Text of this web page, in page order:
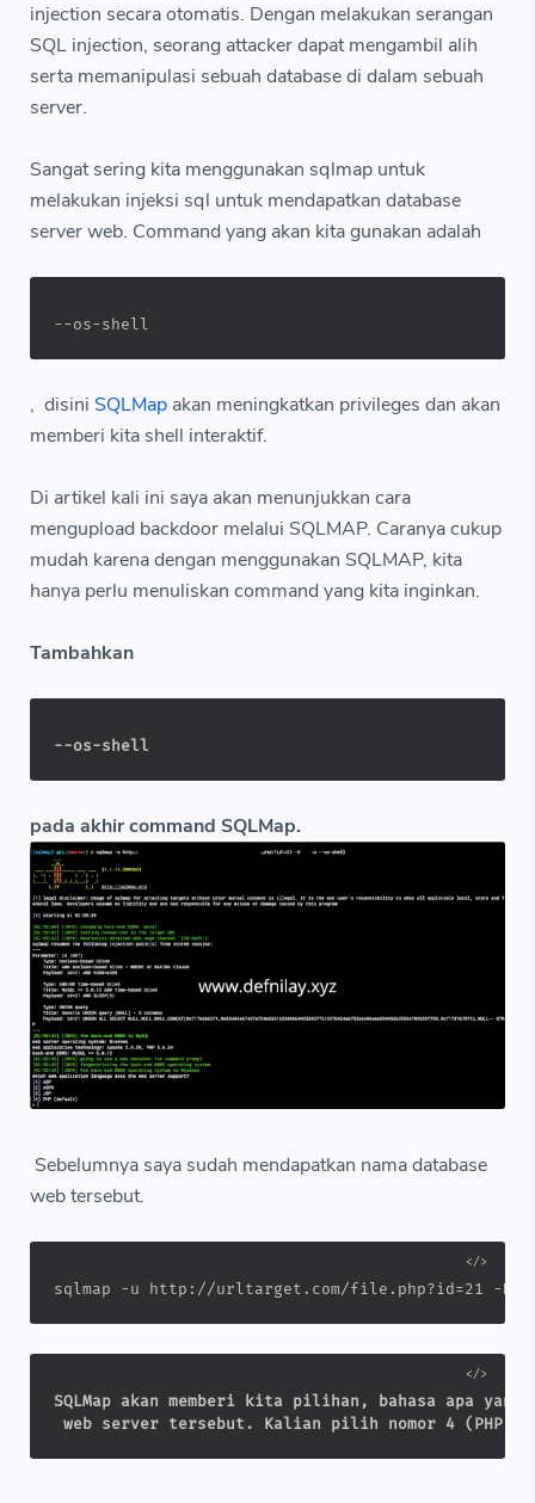
injection secara otomatis. Dengan melakukan serangan
SQL injection, seorang attacker dapat mengambil alih
serta memanipulasi sebuah database di dalam sebuah
server.
Sangat sering kita menggunakan sqlmap untuk
melakukan injeksi sql untuk mendapatkan database
server web. Command yang akan kita gunakan adalah
--os-shell
, disini SQLMap akan meningkatkan privileges dan akan
memberi kita shell interaktif.
Di artikel kali ini saya akan menunjukkan cara
mengupload backdoor melalui SQLMAP. Caranya cukup
mudah karena dengan menggunakan SQLMAP, kita
hanya perlu menuliskan command yang kita inginkan.
Tambahkan
--os-shell
pada akhir command SQLMap.
Sebelumnya saya sudah mendapatkan nama database
web tersebut.
sqlmap -u http://urltarget.com/file.php?id=21 -D
SQLMap akan memberi kita pilihan, bahasa apa
web server tersebut. Kalian pilih nomor 4 (PHP)